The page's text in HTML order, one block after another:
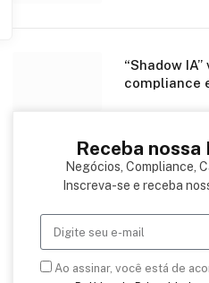
“Shadow
compliance
Receba
Negócios, Compliance,
Inscreva-se e receba
Ao assinar, você está de